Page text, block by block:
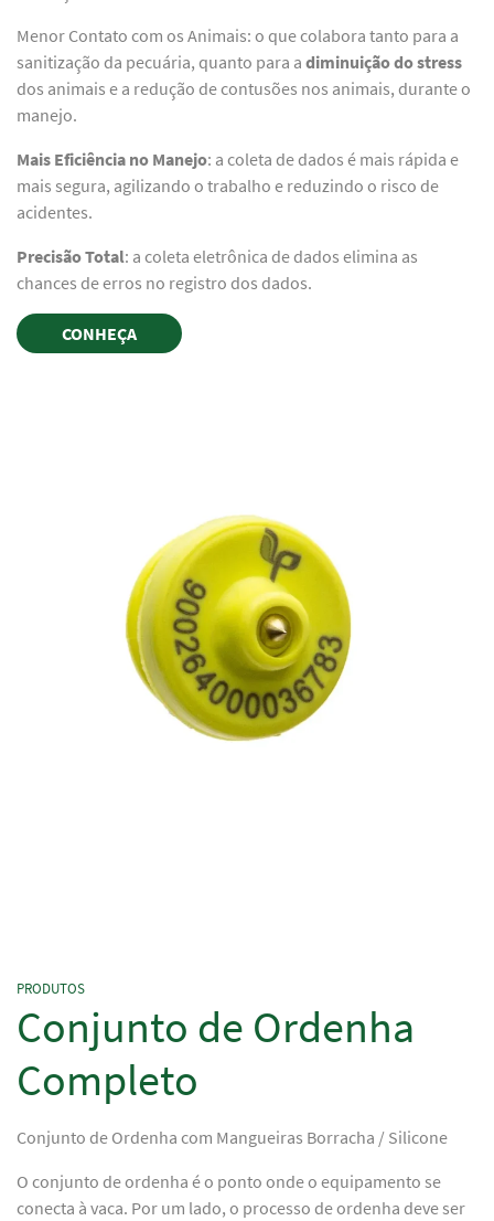
Menor Contato com os Animais: o que colabora tanto para a
sanitização da pecuária, quanto para a diminuição do stress
dos animais e a redução de contusões nos animais, durante o
manejo.
Mais Eficiência no Manejo: a coleta de dados é mais rápida e
mais segura, agilizando o trabalho e reduzindo o risco de
acidentes.
Precisão Total: a coleta eletrônica de dados elimina as
chances de erros no registro dos dados.
CONHEÇA
PRODUTOS
Conjunto de Ordenha
Completo
Conjunto de Ordenha com Mangueiras Borracha / Silicone
O conjunto de ordenha é o ponto onde o equipamento se
conecta à vaca. Por um lado, o processo de ordenha deve ser